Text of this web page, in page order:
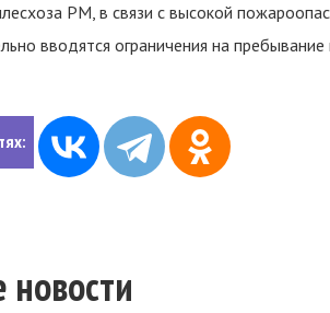
РМ, в связи с высокой
вводятся ограничения на